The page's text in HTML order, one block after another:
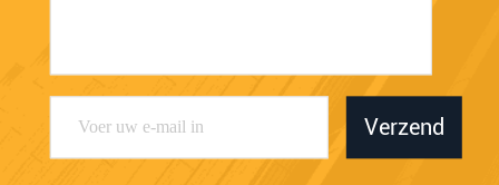
Verzend